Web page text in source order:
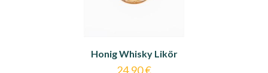
Honig Whisky Likör
24,90€